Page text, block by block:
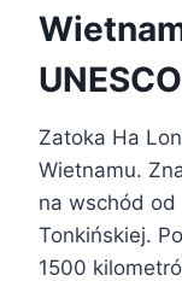
UNESCO
Zatoka Ha
Wietnamu.
na wschód
Tonkińskiej.
1500